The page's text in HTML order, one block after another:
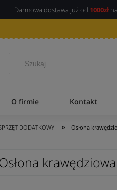
Darmowa dostawa już od 1000zł
O firmie Kontakt
DODATKOWY » Osłona